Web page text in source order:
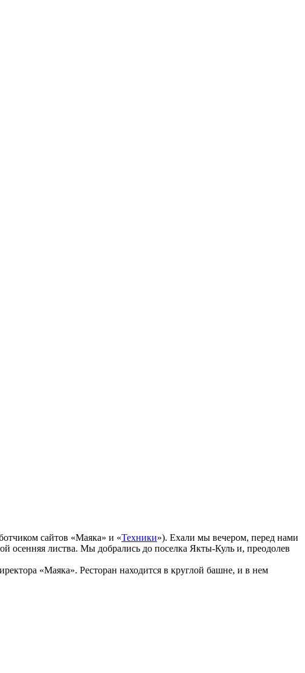
сайтов «Маяка» и «Техники»). Ехали мы вечером, перед нами
осенняя листва. Мы добрались до поселка Якты-Куль и, преодолев
«Маяка». Ресторан находится в круглой башне, и в нем